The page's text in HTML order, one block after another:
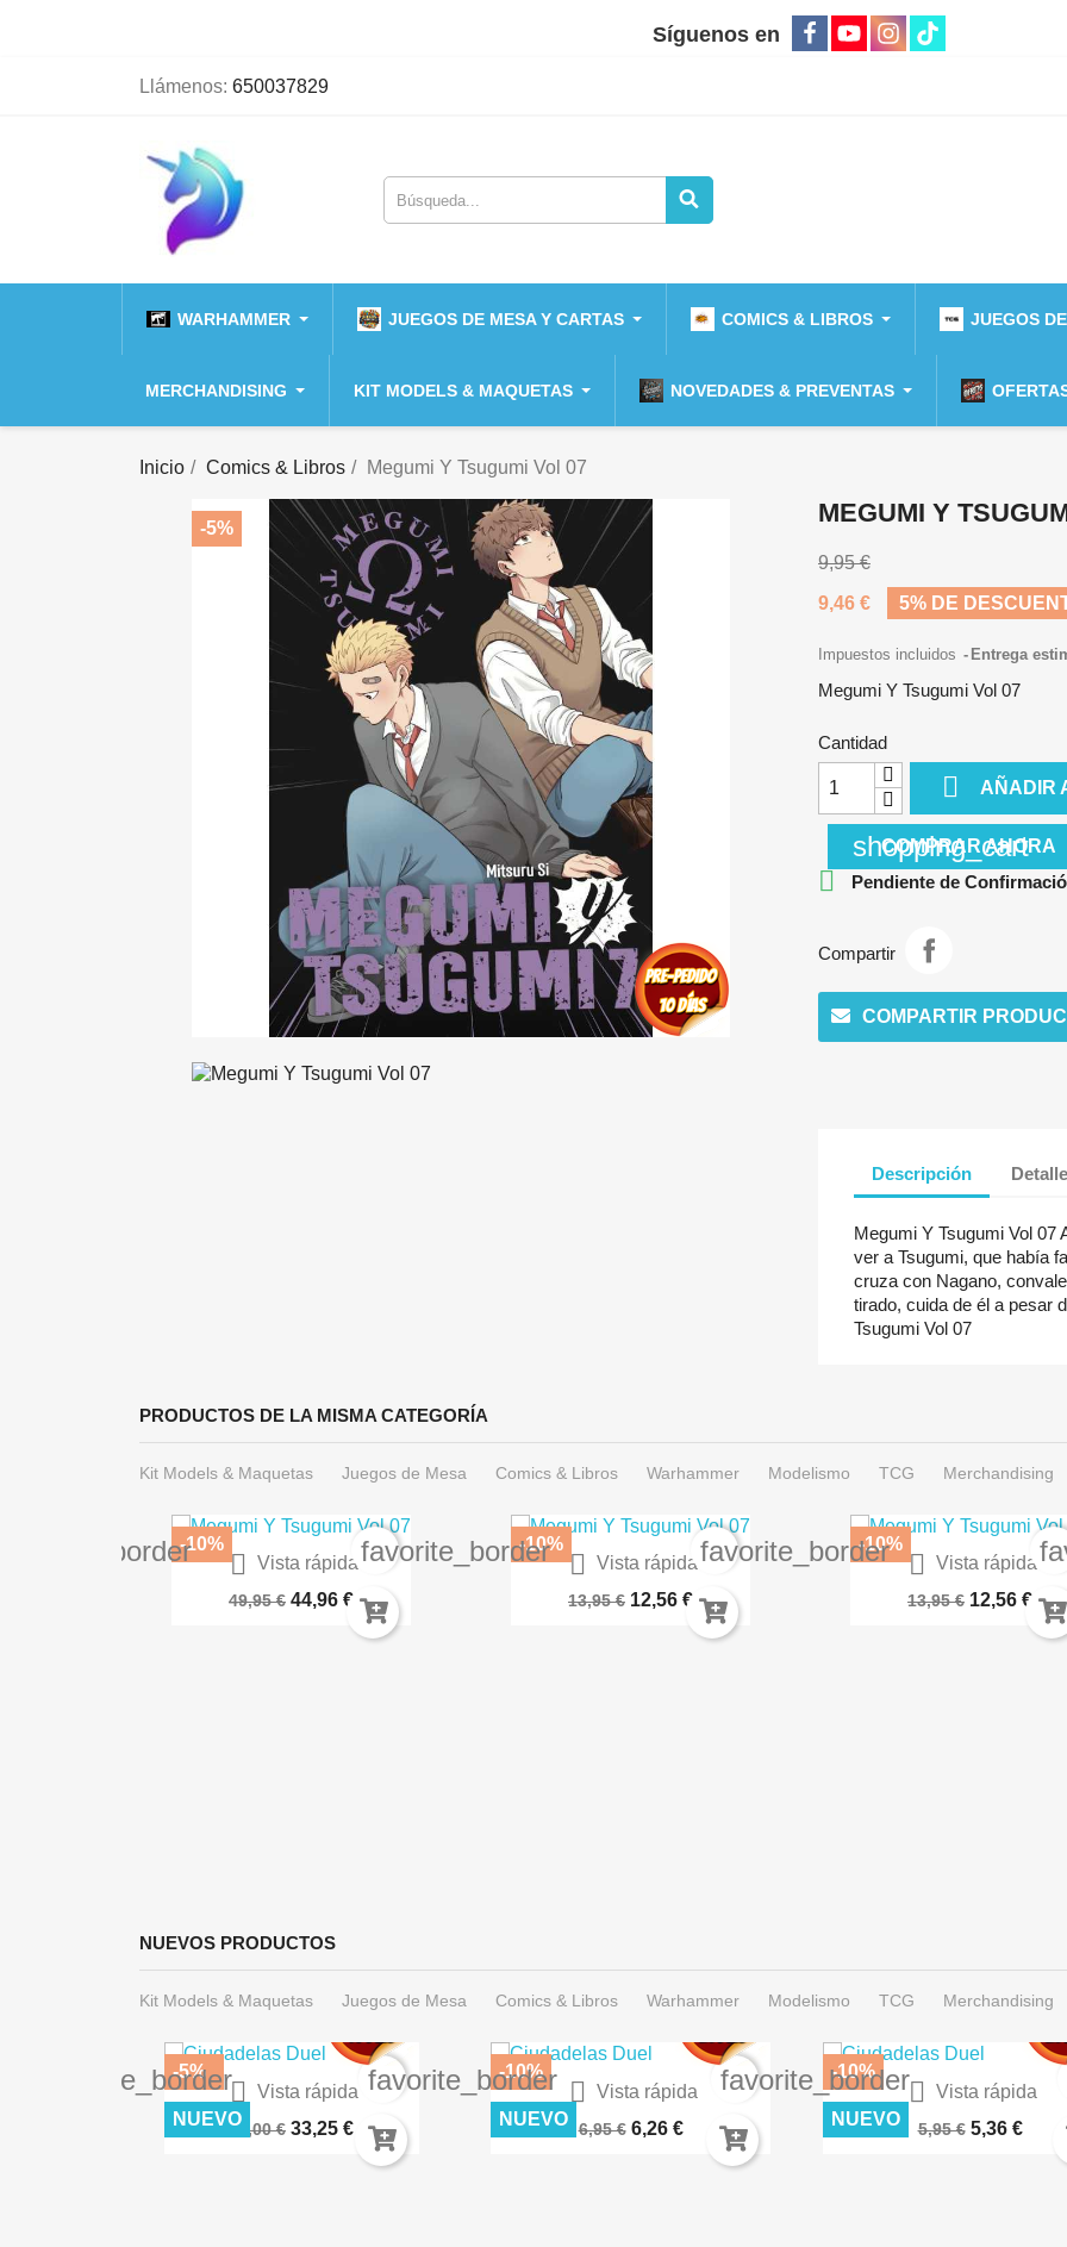
Síguenos en
Llámenos: 650037829
WARHAMMER JUEGOS DE MESA Y CARTAS COMICS & LIBROS JUEGOS
MERCHANDISING KIT MODELS & MAQUETAS NOVEDADES & PREVENTAS
Inicio Comics & Libros Megumi Y Tsugumi Vol 07
-5%
MEGUMI Y
9,95 €
9,46 €
5% DE
Impuestos incluidos Entrega
Megumi Y Tsugumi Vol 07
Cantidad
 AÑADIR
shopping_cart
COMPRAR AHORA
 Pendiente de
Compartir
COMPARTIR
Descripción
Megumi Y Tsugumi Vol 07
ver a Tsugumi, que había
cruza con Nagano,
tirado, cuida de él a pesar
Tsugumi Vol 07
PRODUCTOS DE LA MISMA CATEGORÍA
Kit Models & Maquetas Juegos de Mesa Comics & Libros Warhammer Modelismo TCG Merchandising
favorite_border  Vista rápida
What If? Imagina (Marvel...
49,95 € 44,96 €
-10% favorite_border  Vista rápida
Angel Sanctuary 01 De 10
13,95 € 12,56 €
-10% favorite_border  Vista rápida
Angel Sanctuary 02 De
13,95 € 12,56 €
-10%
NUEVOS PRODUCTOS
Kit Models & Maquetas Juegos de Mesa Comics & Libros Warhammer Modelismo TCG Merchandising
favorite_border Vista rápida
Warhammer 40.000: Imperium...
35,00 € 33,25 €
-5%
NUEVO
favorite_border  Vista rápida
DESIERTO LUNAR – TERRENOS...
6,95 € 6,26 €
-10%
NUEVO
favorite_border Vista rápida
CÉSPED FLOCK 2MM SECO
5,95 € 5,36 €
-10%
NUEVO